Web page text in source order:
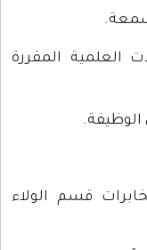
العلمية المقررة
قسم الولاء